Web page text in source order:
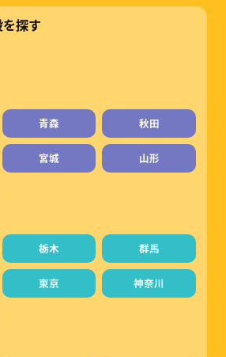
探す
青森 秋田
宮城 山形
栃木 群馬
東京 神奈川